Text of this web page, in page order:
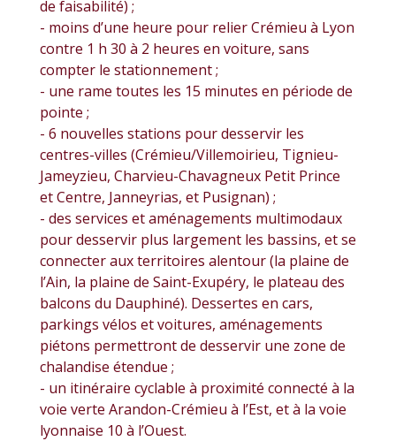
de faisabilité) ;
- moins d’une heure pour relier Crémieu à Lyon
contre 1 h 30 à 2 heures en voiture, sans
compter le stationnement ;
- une rame toutes les 15 minutes en période de
pointe ;
- 6 nouvelles stations pour desservir les
centres-villes (Crémieu/Villemoirieu, Tignieu-
Jameyzieu, Charvieu-Chavagneux Petit Prince
et Centre, Janneyrias, et Pusignan) ;
- des services et aménagements multimodaux
pour desservir plus largement les bassins, et se
connecter aux territoires alentour (la plaine de
l’Ain, la plaine de Saint-Exupéry, le plateau des
balcons du Dauphiné). Dessertes en cars,
parkings vélos et voitures, aménagements
piétons permettront de desservir une zone de
chalandise étendue ;
- un itinéraire cyclable à proximité connecté à la
voie verte Arandon-Crémieu à l’Est, et à la voie
lyonnaise 10 à l’Ouest.